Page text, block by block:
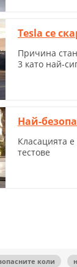
Tesla се
Причина
3 като най-
Най-
Класацията
тестове
коли